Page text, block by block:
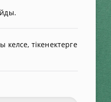
келсе, тікенектерге